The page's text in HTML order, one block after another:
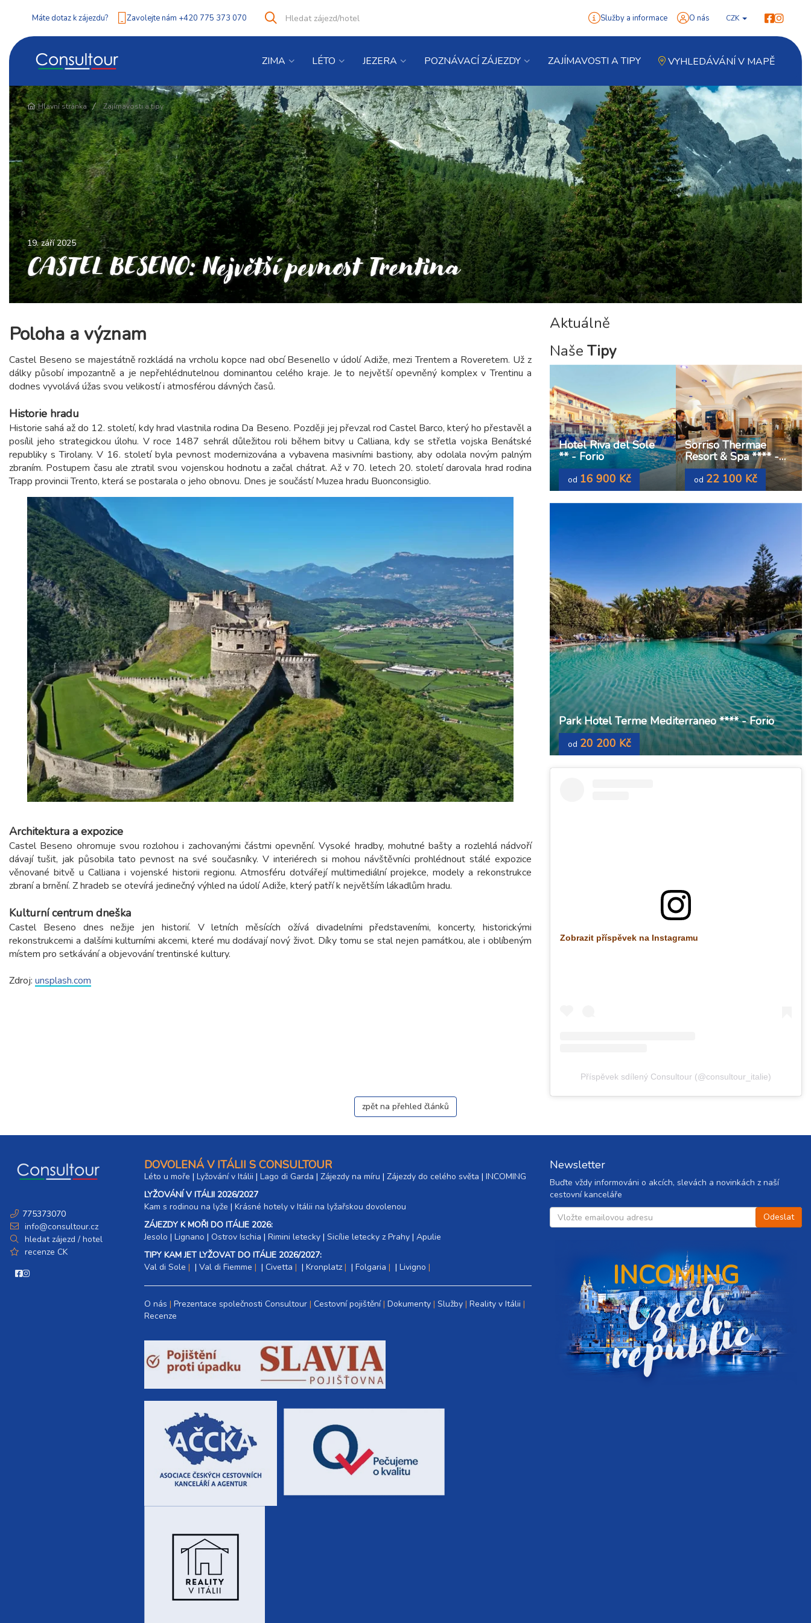
Máte dotaz k zájezdu? Zavolejte nám +420 775 373 070
co
Vyhledat Služby a informace O nás CZK
ZIMA LÉTO JEZERA POZNÁVACÍ ZÁJEZDY ZAJÍMAVOSTI A TIPY VYHLEDÁVÁNÍ V MAPĚ
Hlavní stránka Zajímavosti a tipy
19. září 2025
CASTEL BESENO: Největší pevnost Trentina
Poloha a význam
Castel Beseno se majestátně rozkládá na vrcholu kopce nad obcí Besenello v údolí Adiže, mezi Trentem a Roveretem. Už z
dálky působí impozantně a je nepřehlédnutelnou dominantou celého kraje. Je to největší opevněný komplex v Trentinu a
dodnes vyvolává úžas svou velikostí i atmosférou dávných časů.
Historie hradu
Historie sahá až do 12. století, kdy hrad vlastnila rodina Da Beseno. Později jej převzal rod Castel Barco, který ho přestavěl a
posílil jeho strategickou úlohu. V roce 1487 sehrál důležitou roli během bitvy u Calliana, kdy se střetla vojska Benátské
republiky s Tirolany. V 16. století byla pevnost modernizována a vybavena masivními bastiony, aby odolala novým palným
zbraním. Postupem času ale ztratil svou vojenskou hodnotu a začal chátrat. Až v 70. letech 20. století darovala hrad rodina
Trapp provincii Trento, která se postarala o jeho obnovu. Dnes je součástí Muzea hradu Buonconsiglio.
Architektura a expozice
Castel Beseno ohromuje svou rozlohou i zachovanými částmi opevnění. Vysoké hradby, mohutné bašty a rozlehlá nádvoří
dávají tušit, jak působila tato pevnost na své současníky. V interiérech si mohou návštěvníci prohlédnout stálé expozice
věnované bitvě u Calliana i vojenské historii regionu. Atmosféru dotvářejí multimediální projekce, modely a rekonstrukce
zbraní a brnění. Z hradeb se otevírá jedinečný výhled na údolí Adiže, který patří k největším lákadlům hradu.
Kulturní centrum dneška
Castel Beseno dnes nežije jen historií. V letních měsících ožívá divadelními představeními, koncerty, historickými
rekonstrukcemi a dalšími kulturními akcemi, které mu dodávají nový život. Díky tomu se stal nejen památkou, ale i oblíbeným
místem pro setkávání a objevování trentinské kultury.
Zdroj: unsplash.com
Aktuálně
Naše Tipy
Hotel Riva del Sole
** - Forio
od 16 900 Kč
Sorriso Thermae
Resort & Spa **** -
Forio
od 22 100 Kč
Park Hotel Terme Mediterraneo **** - Forio
od 20 200 Kč
Zobrazit příspěvek na Instagramu
Příspěvek sdílený Consultour (@consultour_italie)
zpět na přehled článků
775373070
info@consultour.cz
hledat zájezd / hotel
recenze CK
DOVOLENÁ V ITÁLII S CONSULTOUR
Léto u moře | Lyžování v Itálii | Lago di Garda | Zájezdy na míru | Zájezdy do celého světa | INCOMING
LYŽOVÁNÍ V ITÁLII 2026/2027
Kam s rodinou na lyže |​ Krásné hotely v Itálii na lyžařskou dovolenou
ZÁJEZDY K MOŘI DO ITÁLIE 2026:
Jesolo | Lignano | Ostrov Ischia | Rimini letecky | Sicílie letecky z Prahy | Apulie
TIPY KAM JET LYŽOVAT DO ITÁLIE 2026/2027:
Val di Sole
| Val di Fiemme | Civetta | Kronplatz | Folgaria | Livigno
O nás Prezentace společnosti Consultour Cestovní pojištění Dokumenty Služby Reality v Itálii
Recenze
Newsletter
Buďte vždy informováni o akcích, slevách a novinkách z naší
cestovní kanceláře
INCOMING
C
z
e
c
h
r
e
p
u
b
l
i
c